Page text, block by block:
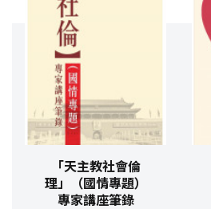
「天主教社會倫
理」（國情專題）
專家講座筆錄